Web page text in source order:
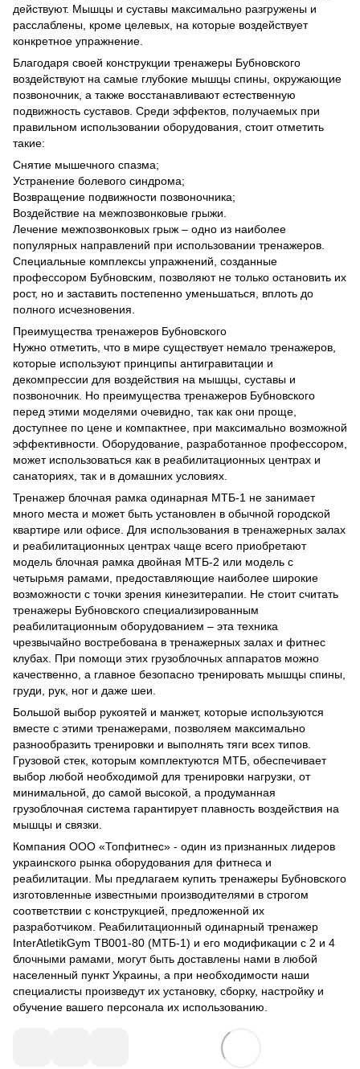
действуют. Мышцы и суставы максимально разгружены и
расслаблены, кроме целевых, на которые воздействует
конкретное упражнение.
Благодаря своей конструкции тренажеры Бубновского
воздействуют на самые глубокие мышцы спины, окружающие
позвоночник, а также восстанавливают естественную
подвижность суставов. Среди эффектов, получаемых при
правильном использовании оборудования, стоит отметить
такие:
Снятие мышечного спазма;
Устранение болевого синдрома;
Возвращение подвижности позвоночника;
Воздействие на межпозвонковые грыжи.
Лечение межпозвонковых грыж – одно из наиболее
популярных направлений при использовании тренажеров.
Специальные комплексы упражнений, созданные
профессором Бубновским, позволяют не только остановить их
рост, но и заставить постепенно уменьшаться, вплоть до
полного исчезновения.
Преимущества тренажеров Бубновского
Нужно отметить, что в мире существует немало тренажеров,
которые используют принципы антигравитации и
декомпрессии для воздействия на мышцы, суставы и
позвоночник. Но преимущества тренажеров Бубновского
перед этими моделями очевидно, так как они проще,
доступнее по цене и компактнее, при максимально возможной
эффективности. Оборудование, разработанное профессором,
может использоваться как в реабилитационных центрах и
санаториях, так и в домашних условиях.
Тренажер блочная рамка одинарная МТБ-1 не занимает
много места и может быть установлен в обычной городской
квартире или офисе. Для использования в тренажерных залах
и реабилитационных центрах чаще всего приобретают
модель блочная рамка двойная МТБ-2 или модель с
четырьмя рамами, предоставляющие наиболее широкие
возможности с точки зрения кинезитерапии. Не стоит считать
тренажеры Бубновского специализированным
реабилитационным оборудованием – эта техника
чрезвычайно востребована в тренажерных залах и фитнес
клубах. При помощи этих грузоблочных аппаратов можно
качественно, а главное безопасно тренировать мышцы спины,
груди, рук, ног и даже шеи.
Большой выбор рукоятей и манжет, которые используются
вместе с этими тренажерами, позволяем максимально
разнообразить тренировки и выполнять тяги всех типов.
Грузовой стек, которым комплектуются МТБ, обеспечивает
выбор любой необходимой для тренировки нагрузки, от
минимальной, до самой высокой, а продуманная
грузоблочная система гарантирует плавность воздействия на
мышцы и связки.
Компания ООО «Топфитнес» - один из признанных лидеров
украинского рынка оборудования для фитнеса и
реабилитации. Мы предлагаем купить тренажеры Бубновского
изготовленные известными производителями в строгом
соответствии с конструкцией, предложенной их
разработчиком. Реабилитационный одинарный тренажер
InterAtletikGym TB001-80 (МТБ-1) и его модификации с 2 и 4
блочными рамами, могут быть доставлены нами в любой
населенный пункт Украины, а при необходимости наши
специалисты произведут их установку, сборку, настройку и
обучение вашего персонала их использованию.